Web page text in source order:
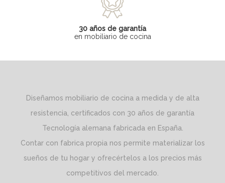
30 años de garantía
en mobiliario de cocina
Diseñamos mobiliario de cocina a medida y de alta
resistencia, certificados con 30 años de garantía
Tecnología alemana fabricada en España.
Contar con fabrica propia nos permite materializar los
sueños de tu hogar y ofrecértelos a los precios más
competitivos del mercado.